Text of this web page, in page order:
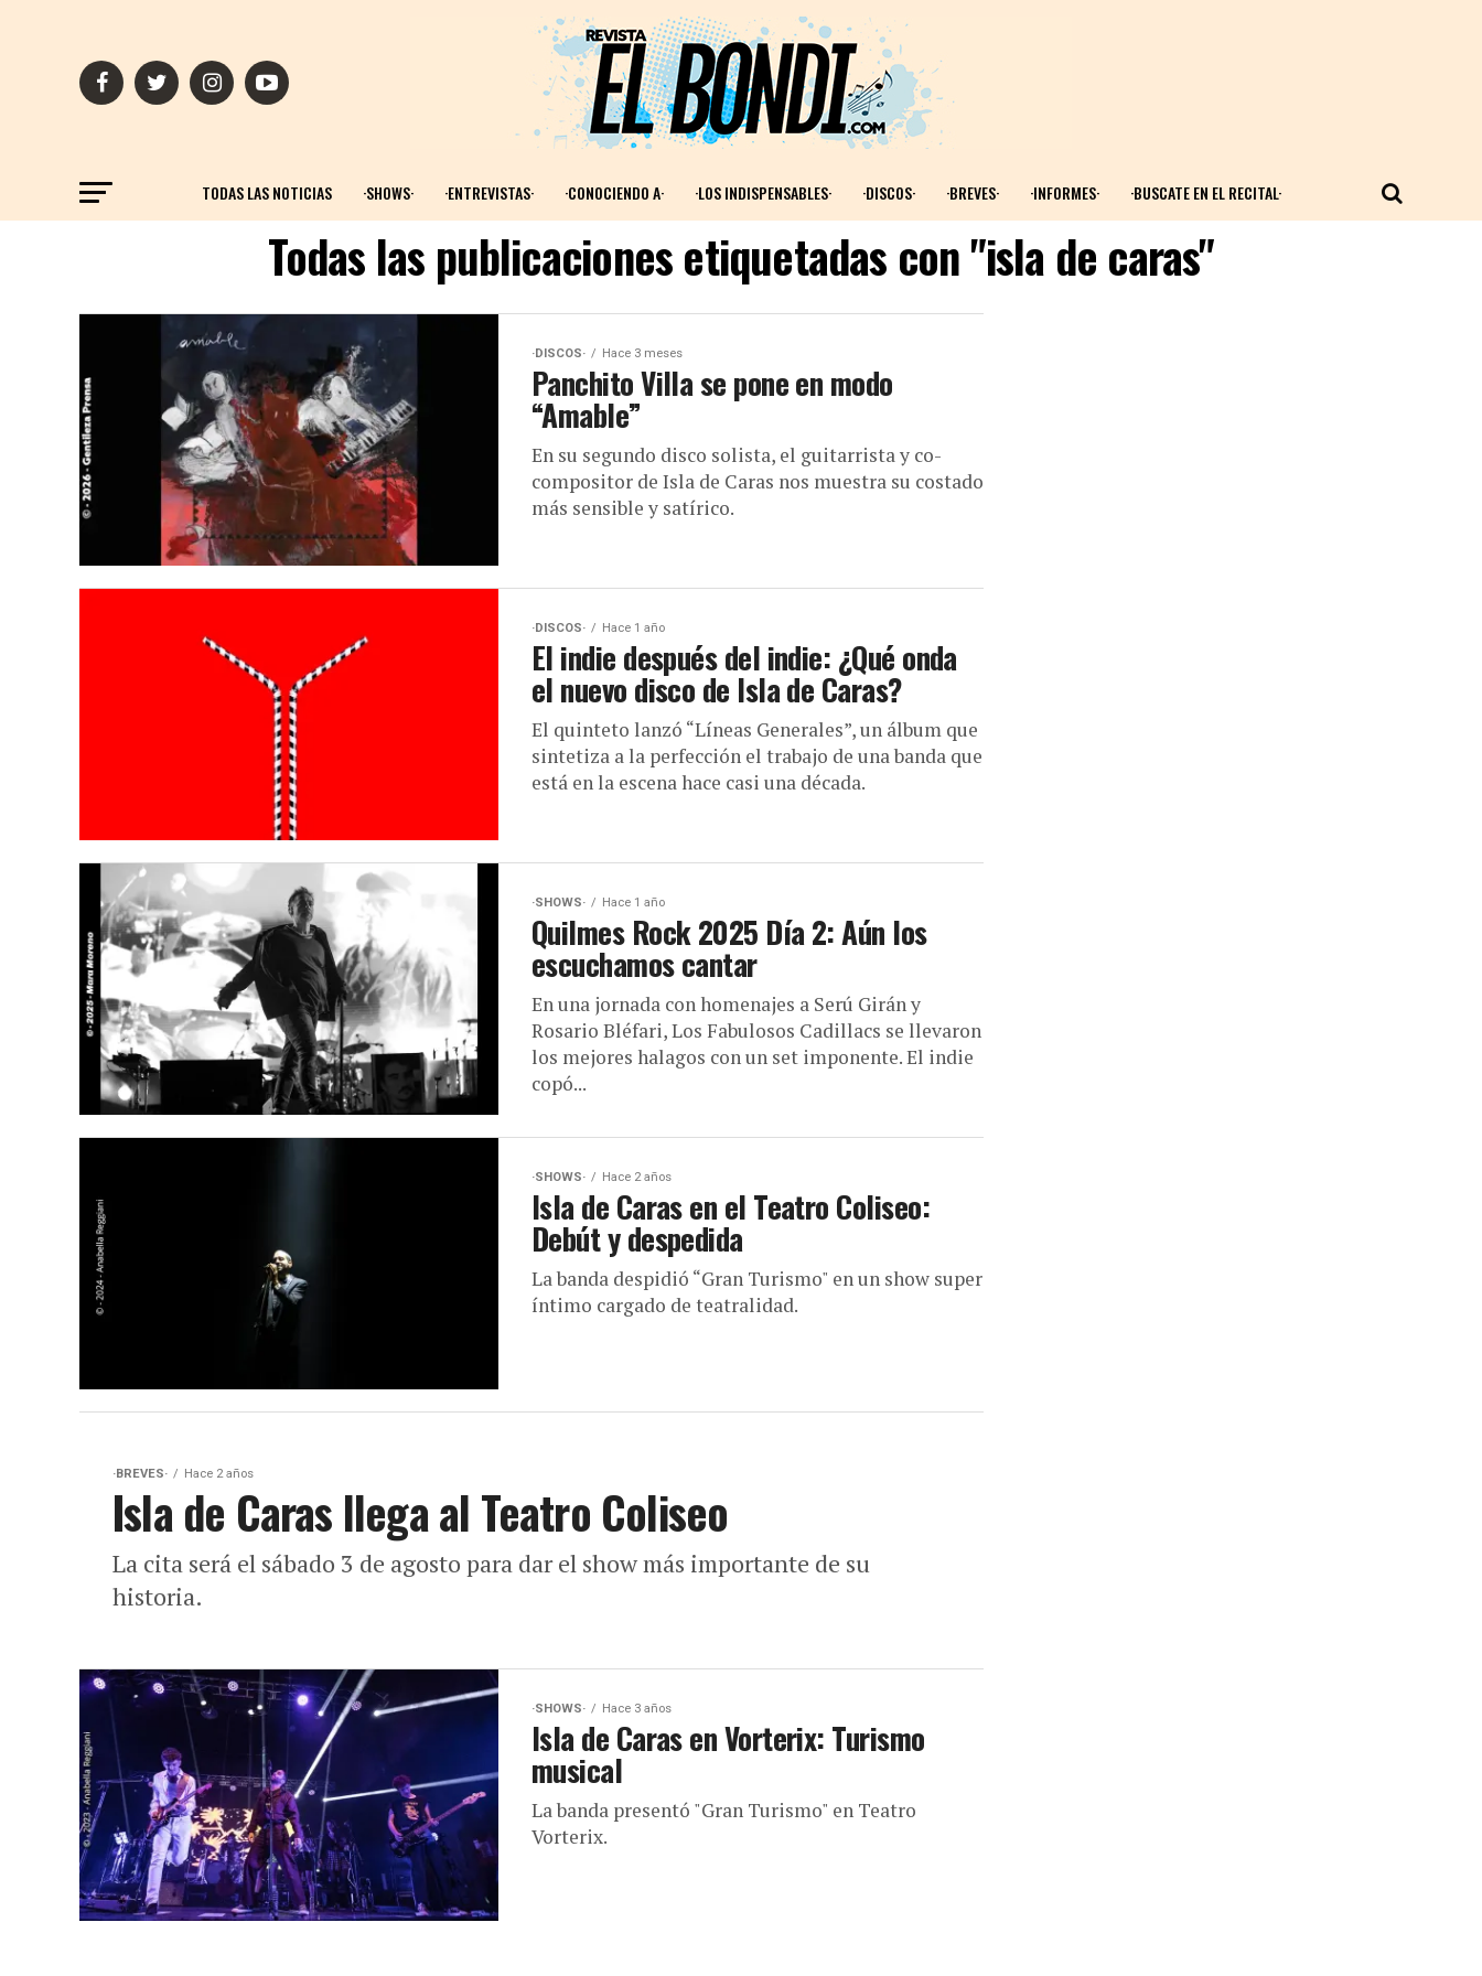
TODAS LAS NOTICIAS ·SHOWS· ·ENTREVISTAS· ·CONOCIENDO A· ·LOS INDISPENSABLES· ·DISCOS· ·BREVES· ·INFORMES· ·BUSCATE EN EL RECITAL·
Todas las publicaciones etiquetadas con "isla de caras"
·DISCOS· Hace 3 meses
Panchito Villa se pone en modo
“Amable”
En su segundo disco solista, el guitarrista y co-
compositor de Isla de Caras nos muestra su costado
más sensible y satírico.
·DISCOS· Hace 1 año
El indie después del indie: ¿Qué onda
el nuevo disco de Isla de Caras?
El quinteto lanzó “Líneas Generales”, un álbum que
sintetiza a la perfección el trabajo de una banda que
está en la escena hace casi una década.
·SHOWS· Hace 1 año
Quilmes Rock 2025 Día 2: Aún los
escuchamos cantar
En una jornada con homenajes a Serú Girán y
Rosario Bléfari, Los Fabulosos Cadillacs se llevaron
los mejores halagos con un set imponente. El indie
copó...
·SHOWS· Hace 2 años
Isla de Caras en el Teatro Coliseo:
Debút y despedida
La banda despidió “Gran Turismo" en un show super
íntimo cargado de teatralidad.
·BREVES· Hace 2 años
Isla de Caras llega al Teatro Coliseo
La cita será el sábado 3 de agosto para dar el show más importante de su
historia.
·SHOWS· Hace 3 años
Isla de Caras en Vorterix: Turismo
musical
La banda presentó "Gran Turismo" en Teatro
Vorterix.